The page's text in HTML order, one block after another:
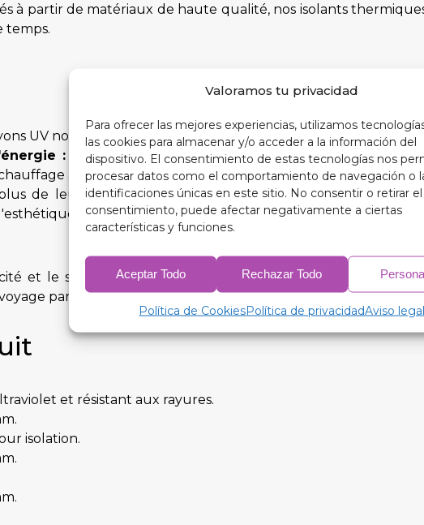
Valoramos tu privacidad
Para ofrecer las mejores experiencias, utilizamos
las cookies para almacenar y/o acceder a la información del
dispositivo. El consentimiento de estas tecnologías nos
procesar datos como el comportamiento de navegación o
identificaciones únicas en este sitio. No consentir o retirar el
consentimiento, puede afectar negativamente a ciertas
características y funciones.
Aceptar Todo Rechazar Todo
Política de CookiesPolítica de privacidadAviso legal
à partir de matériaux de haute qualité, nos isolants
temps.
UV nocifs pour protéger l'intérieur de votre voiture et
: En maintenant une température intérieure plus
à fonctionner plus efficacement, ce qui se traduit par
de leurs avantages pratiques, nos isolants thermiques
générale du véhicule.
et le style avec nos isolants thermiques occultants à 9
parfait en toute saison.
et résistant aux rayures.
isolation.